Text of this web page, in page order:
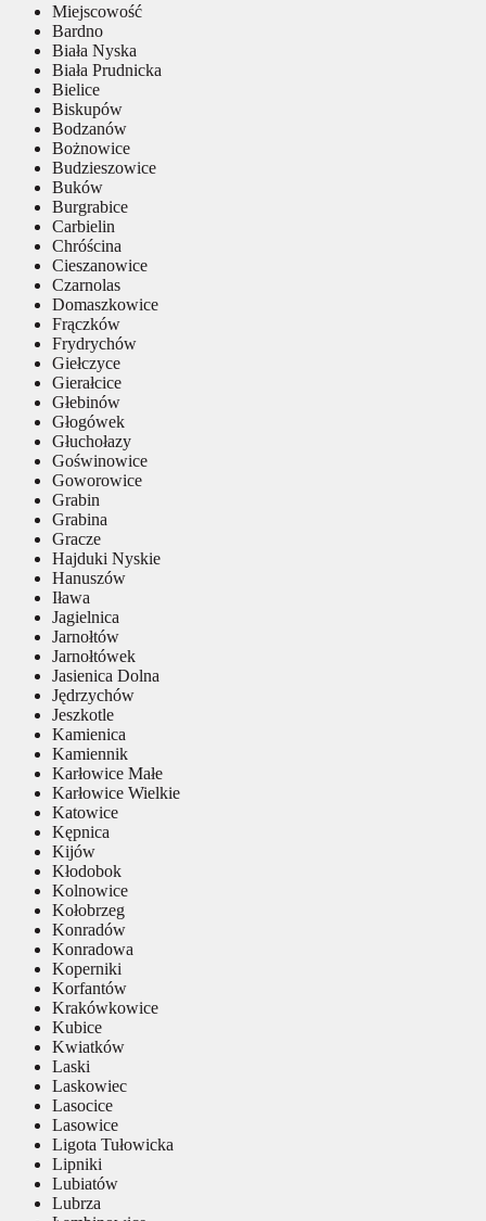
Miejscowość
Bardno
Biała Nyska
Biała Prudnicka
Bielice
Biskupów
Bodzanów
Bożnowice
Budzieszowice
Buków
Burgrabice
Carbielin
Chróścina
Cieszanowice
Czarnolas
Domaszkowice
Frączków
Frydrychów
Giełczyce
Gierałcice
Głebinów
Głogówek
Głuchołazy
Goświnowice
Goworowice
Grabin
Grabina
Gracze
Hajduki Nyskie
Hanuszów
Iława
Jagielnica
Jarnołtów
Jarnołtówek
Jasienica Dolna
Jędrzychów
Jeszkotle
Kamienica
Kamiennik
Karłowice Małe
Karłowice Wielkie
Katowice
Kępnica
Kijów
Kłodobok
Kolnowice
Kołobrzeg
Konradów
Konradowa
Koperniki
Korfantów
Krakówkowice
Kubice
Kwiatków
Laski
Laskowiec
Lasocice
Lasowice
Ligota Tułowicka
Lipniki
Lubiatów
Lubrza